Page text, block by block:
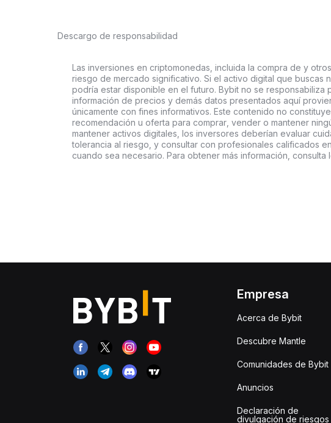
Descargo de responsabilidad
Las inversiones en criptomonedas, incluida la compra de y
riesgo de mercado significativo. Si el activo digital que buscas
podría estar disponible en el futuro. Bybit no se responsabiliza
información de precios y demás datos presentados aquí
únicamente con fines informativos. Este contenido no
recomendación u oferta para comprar, vender o mantener
mantener activos digitales, los inversores deberían evaluar
tolerancia al riesgo, y consultar con profesionales calificados
cuando sea necesario. Para obtener más información, consulta
Empresa
Acerca de Bybit
Descubre Mantle
Comunidades de Bybit
Anuncios
Declaración de
divulgación de riesgos